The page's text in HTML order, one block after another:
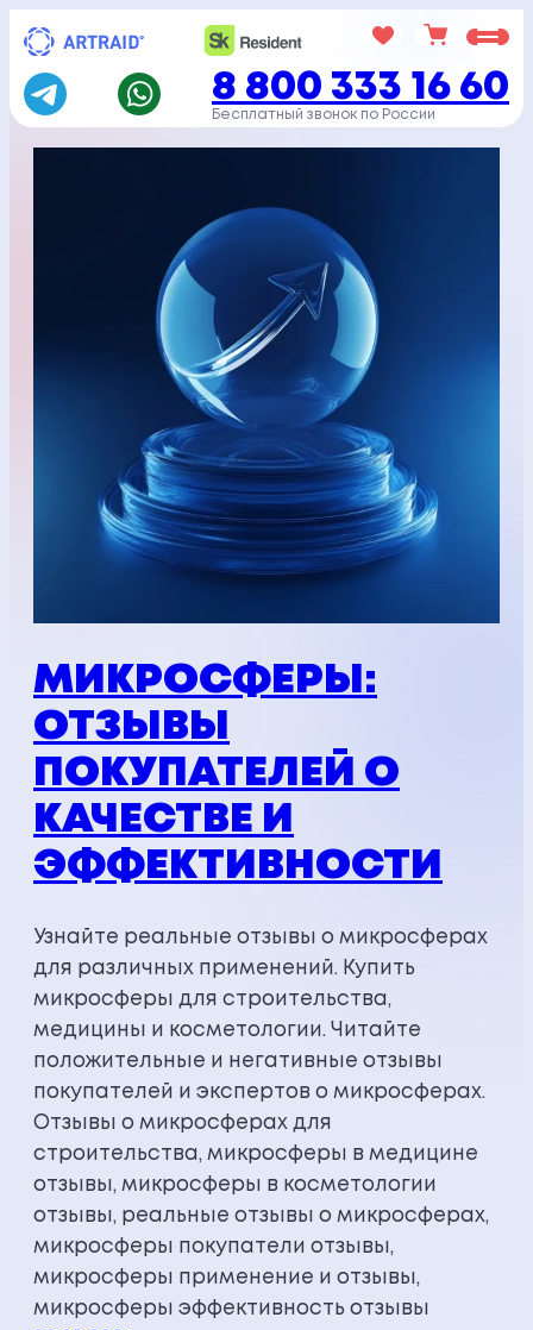
Перейти
содержимому
8 800 333 16 60
Бесплатный звонок по России
МИКРОСФЕРЫ:
ОТЗЫВЫ
ПОКУПАТЕЛЕЙ О
КАЧЕСТВЕ И
ЭФФЕКТИВНОСТИ
Узнайте реальные отзывы о микросферах
для различных применений. Купить
микросферы для строительства,
медицины и косметологии. Читайте
положительные и негативные отзывы
покупателей и экспертов о микросферах.
Отзывы о микросферах для
строительства, микросферы в медицине
отзывы, микросферы в косметологии
отзывы, реальные отзывы о микросферах,
микросферы покупатели отзывы,
микросферы применение и отзывы,
микросферы эффективность отзывы